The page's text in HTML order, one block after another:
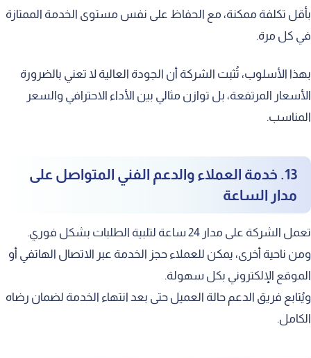
بأقل تكلفة ممكنة، مع الحفاظ على نفس مستوى الخدمة الممتازة
في كل مرة.
بهذا الأسلوب، تُثبت الشركة أن الجودة العالية لا تعني بالضرورة
الأسعار المرتفعة، بل توازن مثالي بين الأداء الاحترافي والسعر
المناسب.
13. خدمة العملاء والدعم الفني المتواصل على
مدار الساعة
تعمل الشركة على مدار 24 ساعة لتلبية الطلبات بشكل فوري.
ومن ناحية أخرى، يمكن للعملاء حجز الخدمة عبر الاتصال الهاتفي أو
الموقع الإلكتروني بكل سهولة.
ويُتابع فريق الدعم حالة العميل حتى بعد انتهاء الخدمة لضمان رضاه
الكامل.